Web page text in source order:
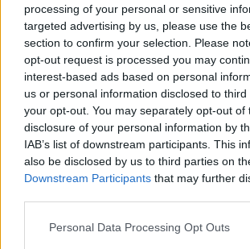
processing of your personal or sensitive
targeted advertising by us, please use the
section to confirm your selection. Please
opt-out request is processed you may
interest-based ads based on personal
us or personal information disclosed to
your opt-out. You may separately opt-out of
disclosure of your personal information by
IAB’s list of downstream participants. This
also be disclosed by us to third parties on
Downstream Participants that may further
Personal Data Processing Opt Outs
Τόλης Λελεκίδης
Το άρθρο δεν έχει ακόμα βαθμολογηθεί.
Βαθμολογήστε αυτό το άρθρο: